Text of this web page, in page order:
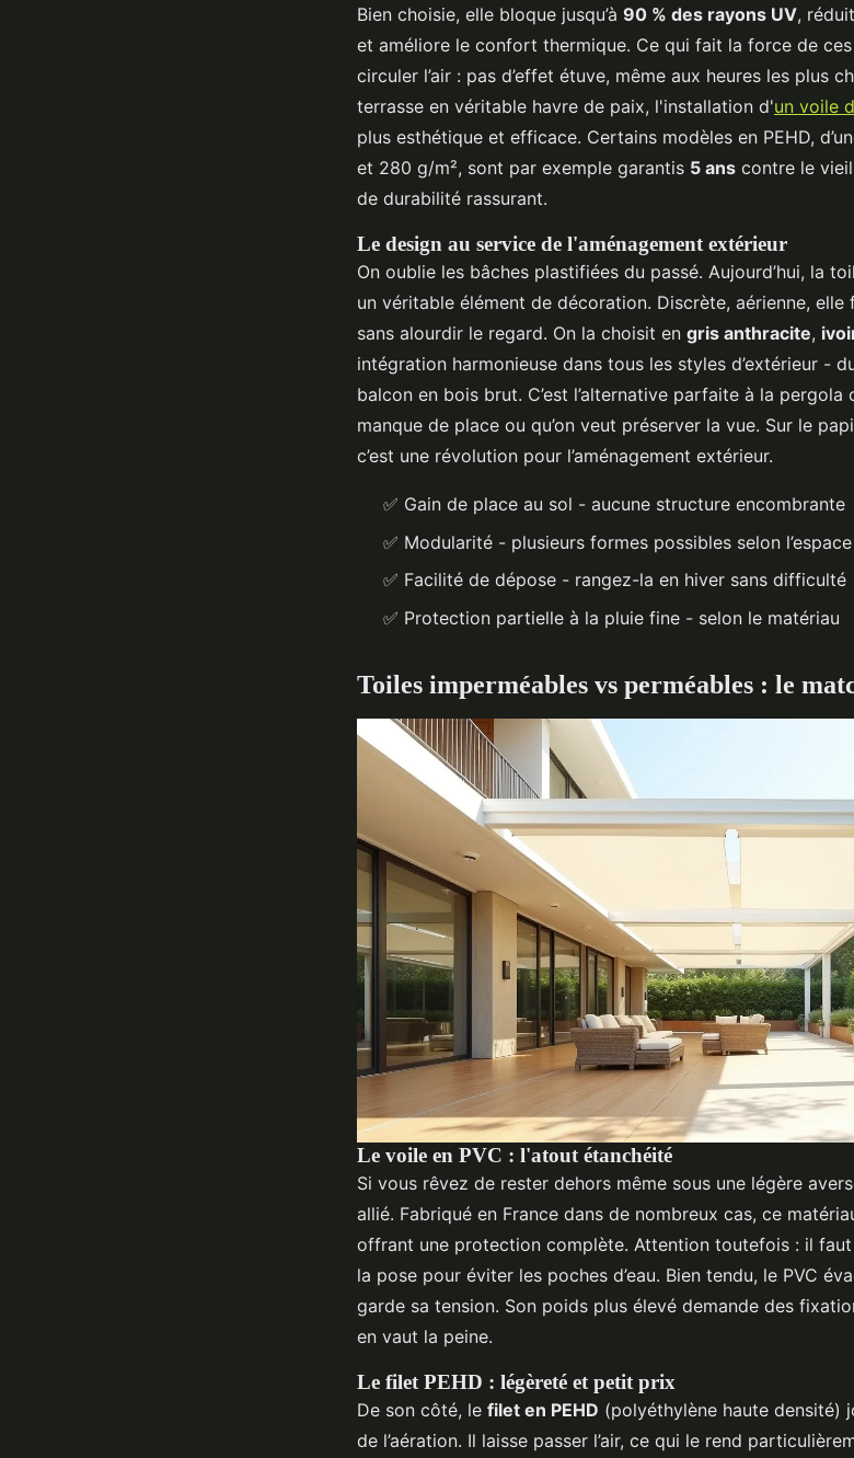
Bien choisie, elle bloque jusqu’à 90 % des rayons UV,
et améliore le confort thermique. Ce qui fait la force de ces
circuler l’air : pas d’effet étuve, même aux heures les plus
terrasse en véritable havre de paix, l'installation d'un voile
plus esthétique et efficace. Certains modèles en PEHD,
et 280 g/m², sont par exemple garantis 5 ans contre le
de durabilité rassurant.
Le design au service de l'aménagement extérieur
On oublie les bâches plastifiées du passé. Aujourd’hui, la
un véritable élément de décoration. Discrète, aérienne,
sans alourdir le regard. On la choisit en gris anthracite,
intégration harmonieuse dans tous les styles d’extérieur -
balcon en bois brut. C’est l’alternative parfaite à la
manque de place ou qu’on veut préserver la vue. Sur le
c’est une révolution pour l’aménagement extérieur.
✅ Gain de place au sol - aucune structure encombrante
✅ Modularité - plusieurs formes possibles selon l’espace
✅ Facilité de dépose - rangez-la en hiver sans difficulté
✅ Protection partielle à la pluie fine - selon le matériau
Toiles imperméables vs perméables : le
Le voile en PVC : l'atout étanchéité
Si vous rêvez de rester dehors même sous une légère
allié. Fabriqué en France dans de nombreux cas, ce
offrant une protection complète. Attention toutefois : il
la pose pour éviter les poches d’eau. Bien tendu, le PVC
garde sa tension. Son poids plus élevé demande des
en vaut la peine.
Le filet PEHD : légèreté et petit prix
De son côté, le filet en PEHD (polyéthylène haute densité)
de l’aération. Il laisse passer l’air, ce qui le rend